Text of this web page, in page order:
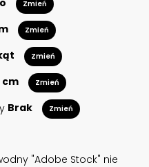
Zmień
Zmień
Zmień
cm Zmień
Brak Zmień
"Adobe Stock" nie